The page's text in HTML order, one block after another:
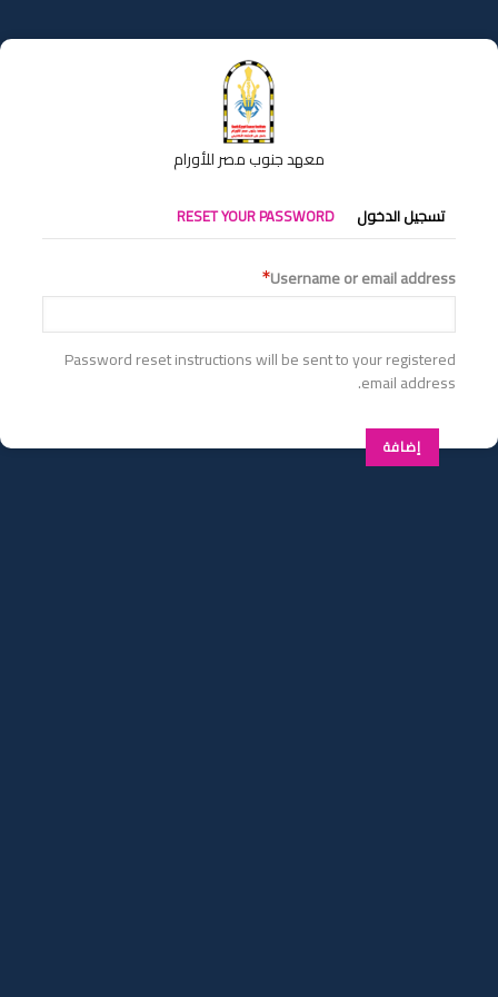
إلى
المحتوى
معهد جنوب مصر للأورام
التبويبات
الأساسية
تسجيل الدخول RESET YOUR PASSWORD
Username or email address
Password reset instructions will be sent to your registered
email address.